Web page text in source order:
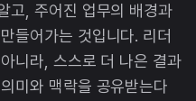
고, 주어진 업무의 배경과
들어가는 것입니다. 리더
니라, 스스로 더 나은 결과
미와 맥락을 공유받는다